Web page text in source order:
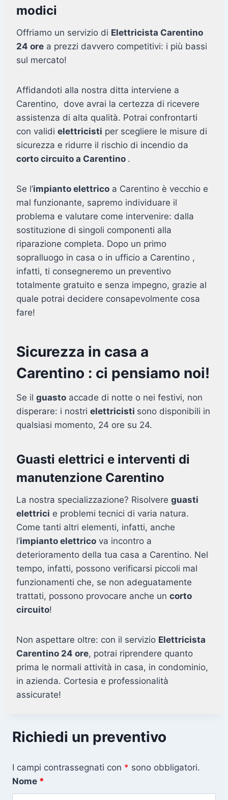
modici
Offriamo un servizio di Elettricista Carentino
24 ore a prezzi davvero competitivi: i più bassi
sul mercato!
Affidandoti alla nostra ditta interviene a
Carentino, dove avrai la certezza di ricevere
assistenza di alta qualità. Potrai confrontarti
con validi elettricisti per scegliere le misure di
sicurezza e ridurre il rischio di incendio da
corto circuito a Carentino .
Se l’impianto elettrico a Carentino è vecchio e
mal funzionante, sapremo individuare il
problema e valutare come intervenire: dalla
sostituzione di singoli componenti alla
riparazione completa. Dopo un primo
sopralluogo in casa o in ufficio a Carentino ,
infatti, ti consegneremo un preventivo
totalmente gratuito e senza impegno, grazie al
quale potrai decidere consapevolmente cosa
fare!
Sicurezza in casa a
Carentino : ci pensiamo noi!
Se il guasto accade di notte o nei festivi, non
disperare: i nostri elettricisti sono disponibili in
qualsiasi momento, 24 ore su 24.
Guasti elettrici e interventi di
manutenzione Carentino
La nostra specializzazione? Risolvere guasti
elettrici e problemi tecnici di varia natura.
Come tanti altri elementi, infatti, anche
l’impianto elettrico va incontro a
deterioramento della tua casa a Carentino. Nel
tempo, infatti, possono verificarsi piccoli mal
funzionamenti che, se non adeguatamente
trattati, possono provocare anche un corto
circuito!
Non aspettare oltre: con il servizio Elettricista
Carentino 24 ore, potrai riprendere quanto
prima le normali attività in casa, in condominio,
in azienda. Cortesia e professionalità
assicurate!
Richiedi un preventivo
I campi contrassegnati con * sono obbligatori.
Nome *